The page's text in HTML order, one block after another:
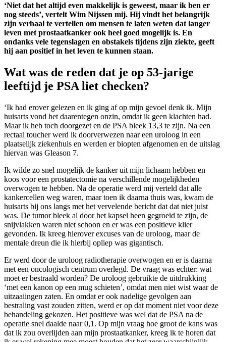
‘Niet dat het altijd even makkelijk is geweest, maar ik ben er
nog steeds’, vertelt Wim Nijssen mij. Hij vindt het belangrijk
zijn verhaal te vertellen om mensen te laten weten dat langer
leven met prostaatkanker ook heel goed mogelijk is. En
ondanks vele tegenslagen en obstakels tijdens zijn ziekte, geeft
hij aan positief in het leven te kunnen staan.
Wat was de reden dat je op 53-jarige
leeftijd je PSA liet checken?
‘Ik had erover gelezen en ik ging af op mijn gevoel denk ik. Mijn
huisarts vond het daarentegen onzin, omdat ik geen klachten had.
Maar ik heb toch doorgezet en de PSA bleek 13,3 te zijn. Na een
rectaal toucher werd ik doorverwezen naar een uroloog in een
plaatselijk ziekenhuis en werden er biopten afgenomen en de uitslag
hiervan was Gleason 7.
Ik wilde zo snel mogelijk de kanker uit mijn lichaam hebben en
koos voor een prostatectomie na verschillende mogelijkheden
overwogen te hebben. Na de operatie werd mij verteld dat alle
kankercellen weg waren, maar toen ik daarna thuis was, kwam de
huisarts bij ons langs met het vervelende bericht dat dat niet juist
was. De tumor bleek al door het kapsel heen gegroeid te zijn, de
snijvlakken waren niet schoon en er was een positieve klier
gevonden. Ik kreeg hierover excuses van de uroloog, maar de
mentale dreun die ik hierbij opliep was gigantisch.
Er werd door de uroloog radiotherapie overwogen en er is daarna
met een oncologisch centrum overlegd. De vraag was echter: wat
moet er bestraald worden? De uroloog gebruikte de uitdrukking
‘met een kanon op een mug schieten’, omdat men niet wist waar de
uitzaaiingen zaten. En omdat er ook nadelige gevolgen aan
bestraling vast zouden zitten, werd er op dat moment niet voor deze
behandeling gekozen. Het positieve was wel dat de PSA na de
operatie snel daalde naar 0,1. Op mijn vraag hoe groot de kans was
dat ik zou overlijden aan mijn prostaatkanker, kreeg ik te horen dat